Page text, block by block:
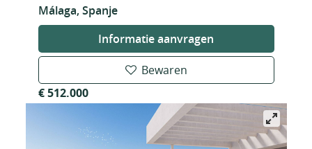
Málaga, Spanje
Informatie aanvragen
Bewaren
€ 512.000